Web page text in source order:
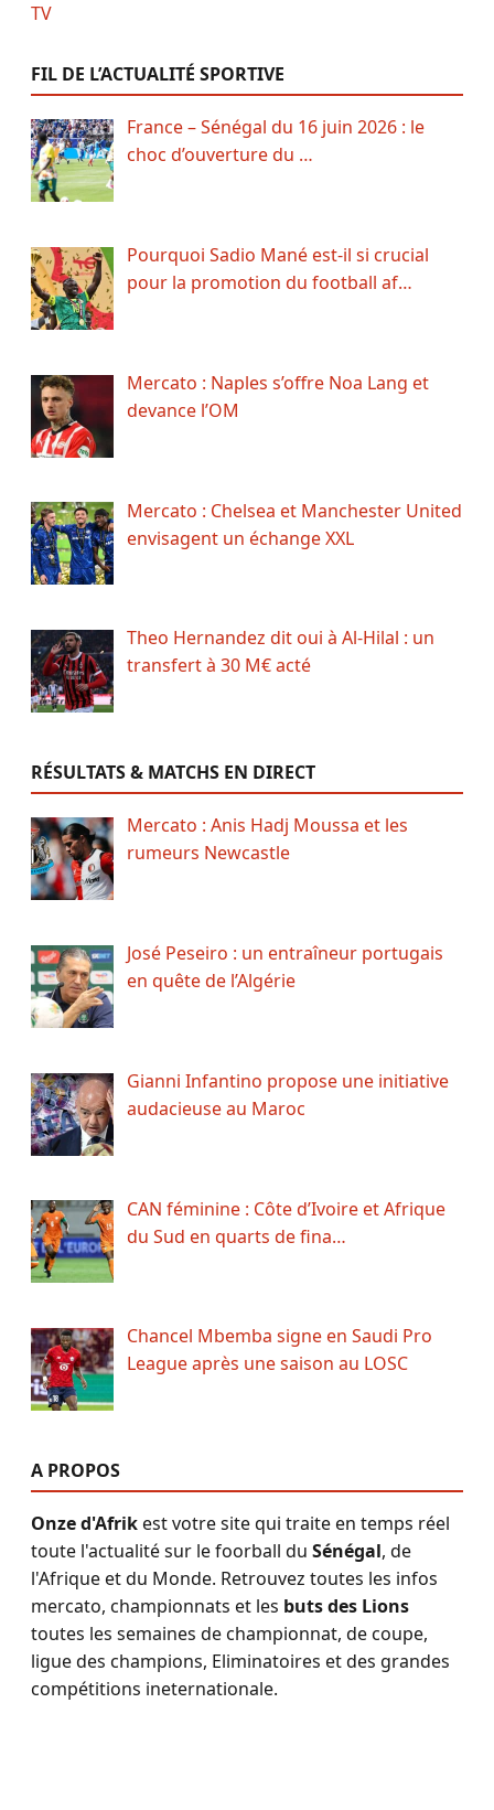
FIL DE L’ACTUALITÉ SPORTIVE
France – Sénégal du 16 juin 2026 : le
choc d’ouverture du …
Pourquoi Sadio Mané est-il si crucial
pour la promotion du football af…
Mercato : Naples s’offre Noa Lang et
devance l’OM
Mercato : Chelsea et Manchester United
envisagent un échange XXL
Theo Hernandez dit oui à Al-Hilal : un
transfert à 30 M€ acté
RÉSULTATS & MATCHS EN DIRECT
Mercato : Anis Hadj Moussa et les
rumeurs Newcastle
José Peseiro : un entraîneur portugais
en quête de l’Algérie
Gianni Infantino propose une initiative
audacieuse au Maroc
CAN féminine : Côte d’Ivoire et Afrique
du Sud en quarts de fina…
Chancel Mbemba signe en Saudi Pro
League après une saison au LOSC
A PROPOS
Onze d'Afrikest votre site qui traite en temps réel
toute l'actualité sur le foorball du Sénégal, de
l'Afrique et du Monde. Retrouvez toutes les infos
mercato, championnats et les buts des Lions
toutes les semaines de championnat, de coupe,
ligue des champions, Eliminatoires et des grandes
compétitions ineternationale.